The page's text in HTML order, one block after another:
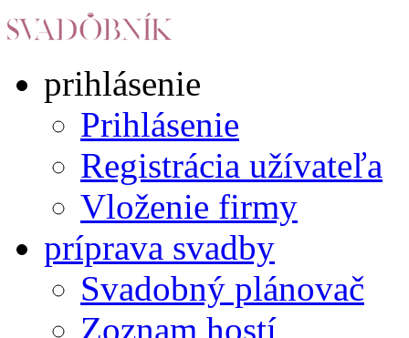
prihlásenie
Prihlásenie
Registrácia užívateľa
Vloženie firmy
príprava svadby
Svadobný plánovač
Zoznam hostí